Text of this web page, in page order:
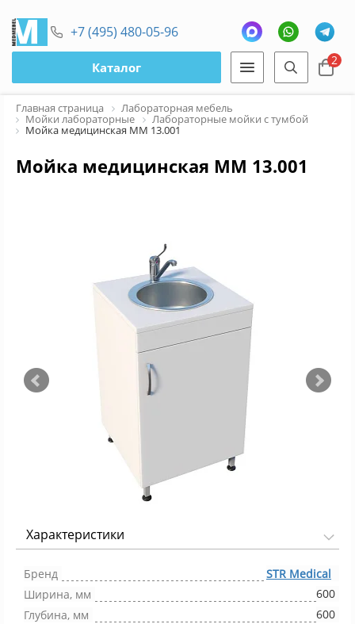
+7 (495) 480-05-96
Каталог 2
Главная страница Лабораторная мебель
Мойки лабораторные Лабораторные мойки с тумбой
Мойка медицинская ММ 13.001
Мойка медицинская ММ 13.001
Характеристики
Бренд
STR Medical
Ширина, мм
600
Глубина, мм
600